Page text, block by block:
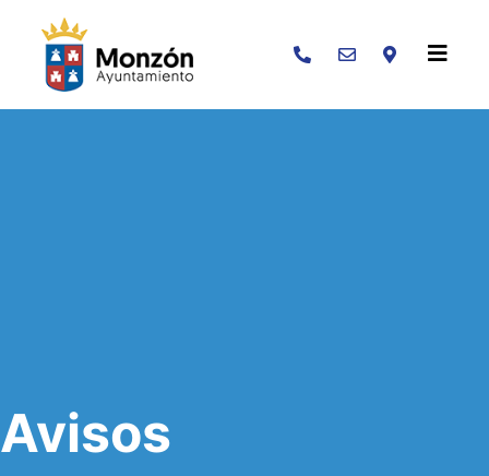
Buscar
Avisos